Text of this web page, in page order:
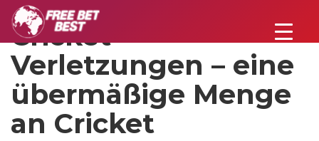
Cricket-
Verletzungen – eine
übermäßige Menge
an Cricket